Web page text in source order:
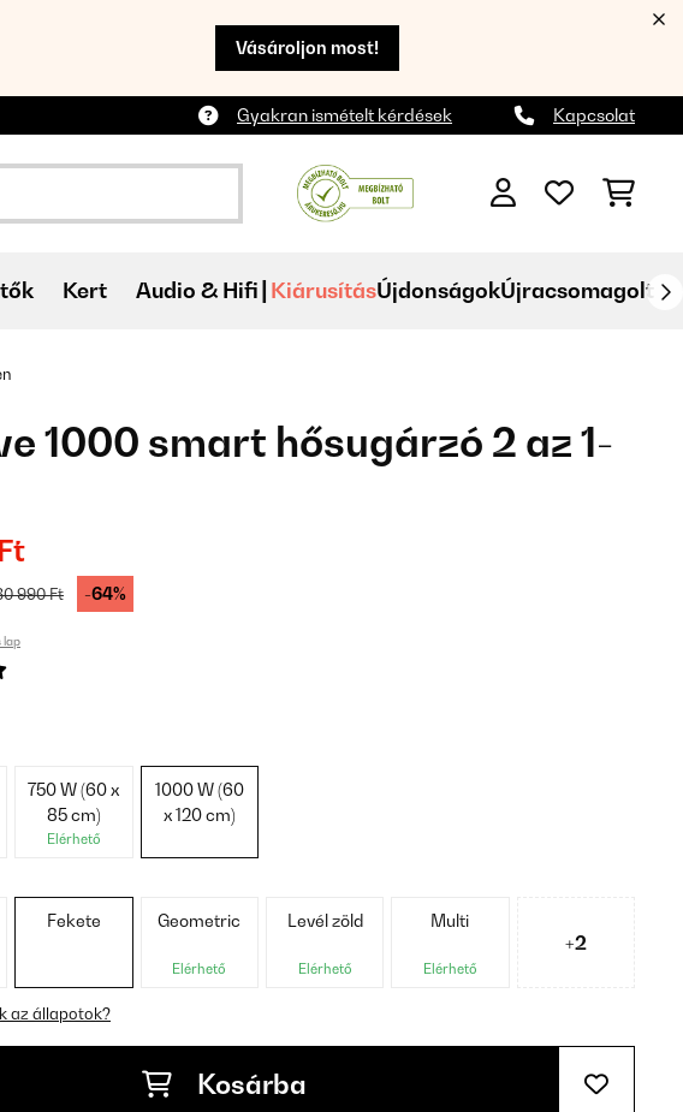
Vásároljon most!
Gyakran ismételt kérdések Kapcsolat
Kert Audio & Hifi KiárusításÚjdonságokÚjracsomagolt
1000 smart hősugárzó 2 az 1-
990 Ft -64%
lap
750 W (60 x
85 cm)
Elérhető
1000 W (60
x 120 cm)
Fekete Geometric
Elérhető
Levél zöld
Elérhető
Multi
Elérhető
+2
az állapotok?
Kosárba